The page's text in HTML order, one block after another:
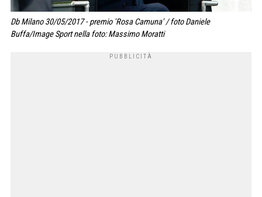
Db Milano 30/05/2017 - premio 'Rosa Camuna' / foto Daniele
Buffa/Image Sport nella foto: Massimo Moratti